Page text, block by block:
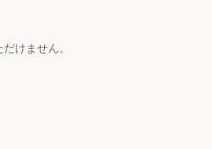
けません。